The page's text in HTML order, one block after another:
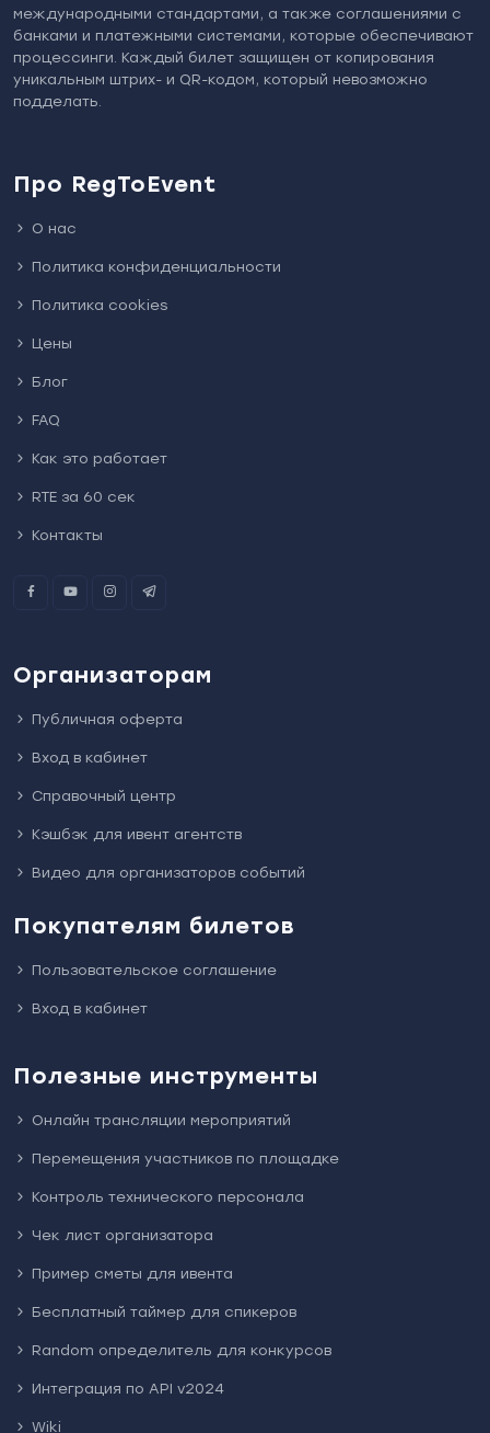
международными стандартами, а также соглашениями с
банками и платежными системами, которые обеспечивают
процессинги. Каждый билет защищен от копирования
уникальным штрих- и QR-кодом, который невозможно
подделать.
Про RegToEvent
О нас
Политика конфиденциальности
Политика cookies
Цены
Блог
FAQ
Как это работает
RTE за 60 сек
Контакты
Организаторам
Публичная оферта
Вход в кабинет
Справочный центр
Кэшбэк для ивент агентств
Видео для организаторов событий
Покупателям билетов
Пользовательское соглашение
Вход в кабинет
Полезные инструменты
Онлайн трансляции мероприятий
Перемещения участников по площадке
Контроль технического персонала
Чек лист организатора
Пример сметы для ивента
Бесплатный таймер для спикеров
Random определитель для конкурсов
Интеграция по API v2024
Wiki